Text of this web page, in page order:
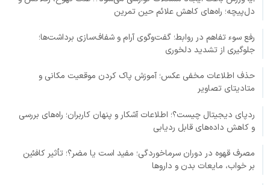
دل‌پیچه؛ راه‌های کاهش علائم حین تمرین
رفع سوء تفاهم در روابط؛ گفت‌وگوی آرام و شفاف‌سازی برداشت‌ها؛
جلوگیری از تشدید دلخوری
حذف اطلاعات مخفی عکس؛ آموزش پاک کردن موقعیت مکانی و
متادیتای تصاویر
ردپای دیجیتال چیست؟؛ اطلاعات آشکار و پنهان کاربران؛ راه‌های بررسی
و کاهش داده‌های قابل ردیابی
مصرف قهوه در دوران سرماخوردگی؛ مفید است یا مضر؟؛ تأثیر کافئین
بر خواب، مایعات بدن و داروها